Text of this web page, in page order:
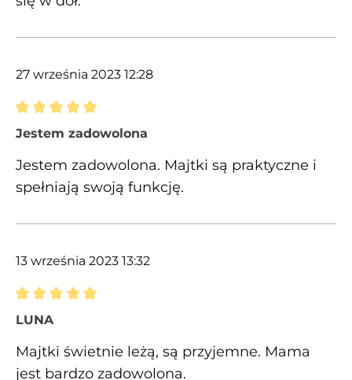
27 września 2023 12:28
Recenzja z oceną 5 spośród 5 gwiazdek
Jestem zadowolona
Jestem zadowolona. Majtki są praktyczne i
spełniają swoją funkcję.
13 września 2023 13:32
Recenzja z oceną 5 spośród 5 gwiazdek
LUNA
Majtki świetnie leżą, są przyjemne. Mama
jest bardzo zadowolona.